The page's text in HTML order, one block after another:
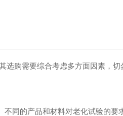
需要综合考虑多方面因素，切
的产品和材料对老化试验的要